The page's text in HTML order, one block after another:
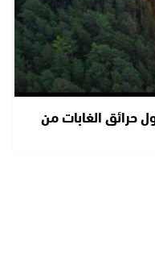
حرائق الغابات من